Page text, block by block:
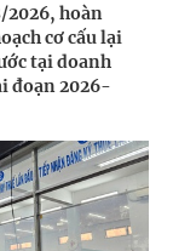
2026, hoàn
cơ cấu lại
tại doanh
đoạn 2026-